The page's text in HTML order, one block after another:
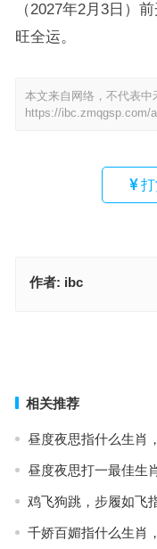
（2027年2月3日）
旺全运。
本文来自网络，不代表中
https://ibc.zmqgsp.com/
打
作者: ibc
相关推荐
昼度夜思指什么生肖
昼度夜思打一最佳生
鸡飞狗跳，步履如飞
千娇百媚指什么生肖